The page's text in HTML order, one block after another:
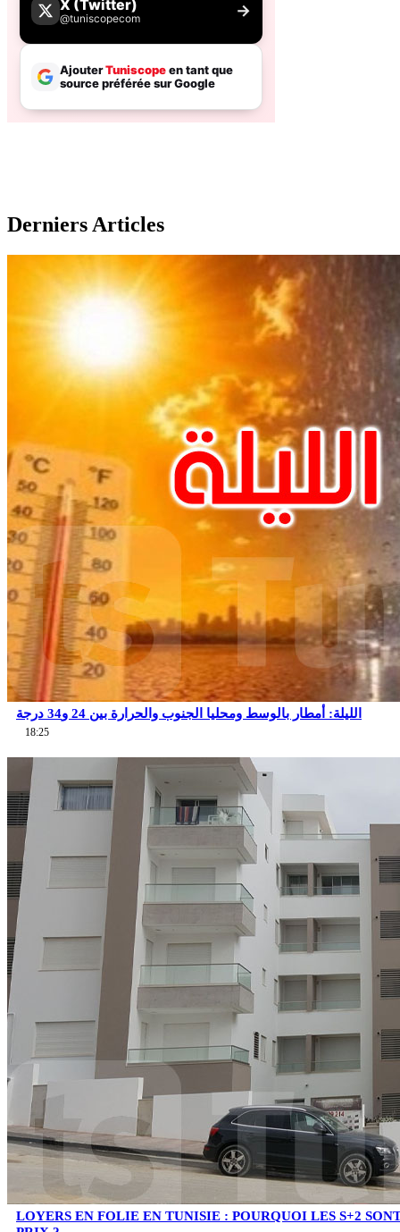
Derniers Articles
الليلة: أمطار بالوسط ومحليا الجنوب والحرارة بين 24 و34 درجة
18:25
LOYERS EN FOLIE EN TUNISIE : POURQUOI LES S+2